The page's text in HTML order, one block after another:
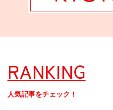
RANKING
人気記事をチェック！